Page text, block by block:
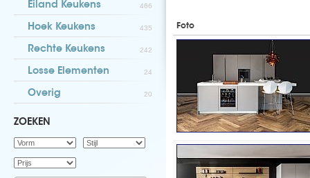
Eiland Keukens 466
Hoek Keukens 435
Rechte Keukens 242
Losse Elementen 24
Overig 20
ZOEKEN
Foto